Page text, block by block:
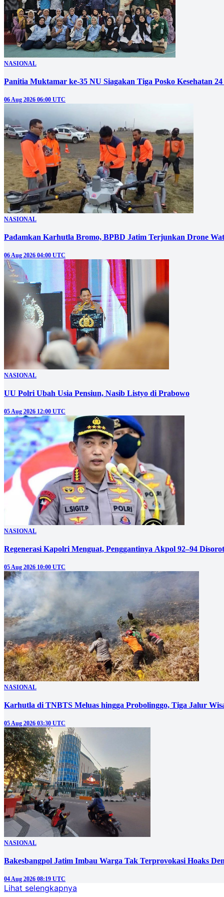
NASIONAL
Panitia Muktamar ke-35 NU Siagakan Tiga Posko Kesehatan 24
06 Aug 2026 06:00 UTC
NASIONAL
Padamkan Karhutla Bromo, BPBD Jatim Terjunkan Drone
06 Aug 2026 04:00 UTC
NASIONAL
UU Polri Ubah Usia Pensiun, Nasib Listyo di Prabowo
05 Aug 2026 12:00 UTC
NASIONAL
Regenerasi Kapolri Menguat, Penggantinya Akpol 92–94 Disorot
05 Aug 2026 10:00 UTC
NASIONAL
05 Aug 2026 03:30 UTC
NASIONAL
Bakesbangpol Jatim Imbau Warga Tak Terprovokasi Hoaks
04 Aug 2026 08:19 UTC
Lihat selengkapnya